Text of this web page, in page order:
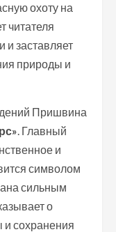
охоту на
читателя
и заставляет
природы и
Пришвина
. Главный
и
символом
сильным
о
сохранения